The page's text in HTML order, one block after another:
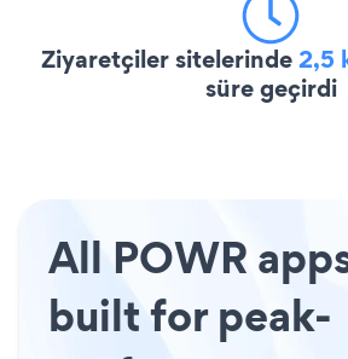
Ziyaretçiler sitelerinde2,5
süre geçirdi
All POWR
built for peak-